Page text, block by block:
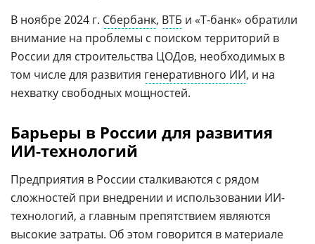
В ноябре 2024 г. Сбербанк, ВТБ и «Т‑банк» обратили
внимание на проблемы с поиском территорий в
России для строительства ЦОДов, необходимых в
том числе для развития генеративного ИИ, и на
нехватку свободных мощностей.
Барьеры в России для развития
ИИ-технологий
Предприятия в России сталкиваются с рядом
сложностей при внедрении и использовании ИИ-
технологий, а главным препятствием являются
высокие затраты. Об этом говорится в материале